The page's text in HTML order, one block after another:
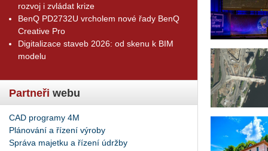
rozvoj i zvládat krize
BenQ PD2732U vrcholem nové řady BenQ
Creative Pro
Digitalizace staveb 2026: od skenu k BIM
modelu
Partneři webu
CAD programy 4M
Plánování a řízení výroby
Správa majetku a řízení údržby